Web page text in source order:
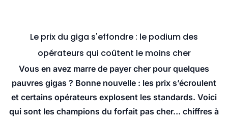
Streaming
Le prix du giga s'effondre : le podium des
opérateurs qui coûtent le moins cher
Vous en avez marre de payer cher pour quelques
pauvres gigas ? Bonne nouvelle : les prix s’écroulent
et certains opérateurs explosent les standards. Voici
qui sont les champions du forfait pas cher… chiffres à